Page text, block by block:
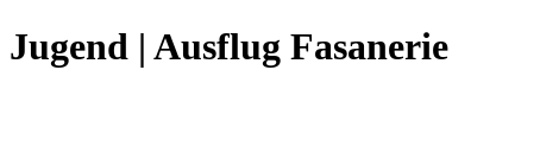
Jugend | Ausflug Fasanerie